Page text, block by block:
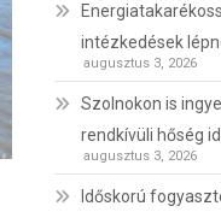
intézkedések
augusztus 3, 2026
Szolnokon is
rendkívüli hőség
augusztus 3, 2026
Időskorú